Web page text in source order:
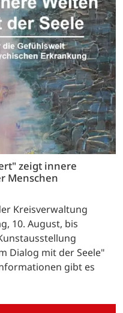
zeigt innere
Menschen
Kreisverwaltung
10. August, bis
Dialog mit der Seele"
gibt es